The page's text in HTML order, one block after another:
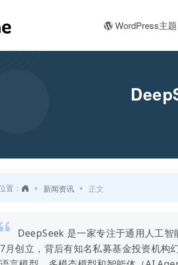
WordPress主题
置： • 新闻资讯 • 正文
DeepSeek 是一家专注于通用人工
7月创立，背后有知名私募基金投资机构